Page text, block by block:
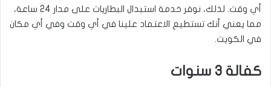
أي وقت. لذلك، نوفر خدمة استبدال البطاريات على مدار 24 ساعة،
مما يعني أنك تستطيع الاعتماد علينا في أي وقت وفي أي مكان
في الكويت.
كفالة 3 سنوات